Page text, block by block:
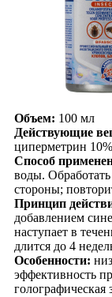
Объем: 100 мл
Действующие
циперметрин
Способ
воды.
стороны;
Принцип
добавлением
наступает в
длится до 4
Особенности:
эффективность
голографическая